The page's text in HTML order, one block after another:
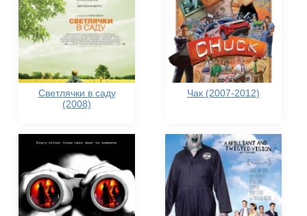
Светлячки в саду
(2008)
Чак (2007-2012)